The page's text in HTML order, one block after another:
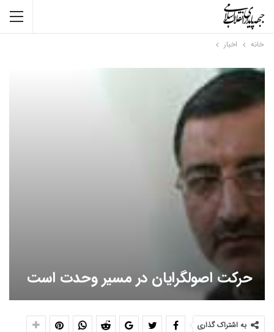
خانه اخبار
حرکت اصولگرایان در مسیر وحدت است
به اشتراک گذاری